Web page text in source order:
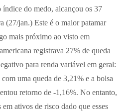
do medo, alcançou os 37
(27/jan.) Este é o maior patamar
mais próximo ao visto em
registrava 27% de queda
para renda variável em geral:
uma queda de 3,21% e a bolsa
retorno de -1,16%. No entanto,
em ativos de risco dado que esses